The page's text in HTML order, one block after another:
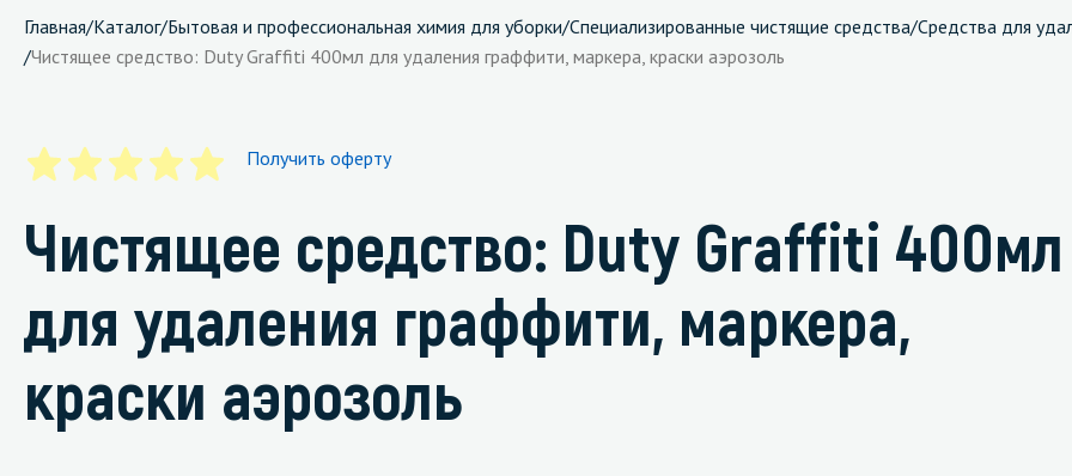
Специализированные чистящие средства
Главная/Каталог/Бытовая и профессиональная химия для уборки/Специализированные чистящие средства/Средства для
/Чистящее средство: Duty Graffiti 400мл для удаления граффити, маркера, краски аэрозоль
Получить оферту
Чистящее средство: Duty Graffiti 400мл
для удаления граффити, маркера,
краски аэрозоль